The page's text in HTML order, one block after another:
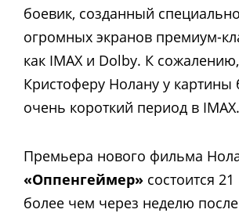
боевик, созданный
огромных экранов премиум-
как IMAX и Dolby. К
Кристоферу Нолану у картины
очень короткий период в IMAX.
Премьера нового фильма
«Оппенгеймер» состоится
более чем через неделю